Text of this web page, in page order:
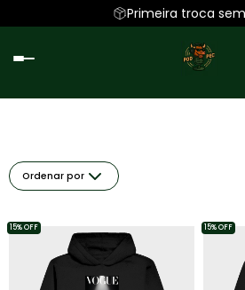
Primeira troca
Ordenar por
15% OFF 15% OFF